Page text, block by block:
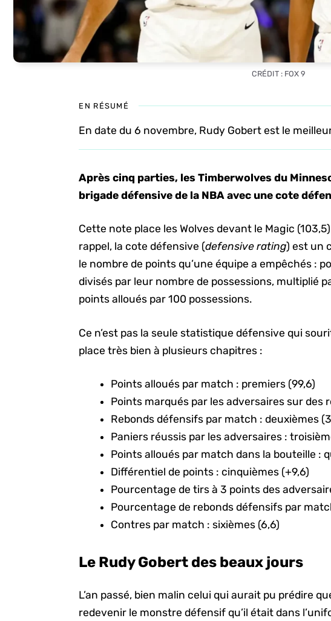
CRÉDIT : FOX 9
EN RÉSUMÉ
En date du 6 novembre, Rudy Gobert est le
Après cinq parties, les Timberwolves du
brigade défensive de la NBA avec une cote
Cette note place les Wolves devant le Magic
rappel, la cote défensive (defensive rating) est un
le nombre de points qu’une équipe a empêchés :
divisés par leur nombre de possessions, multiplié
points alloués par 100 possessions.
Ce n’est pas la seule statistique défensive qui
place très bien à plusieurs chapitres :
Points alloués par match : premiers (99,6)
Points marqués par les adversaires sur des
Rebonds défensifs par match : deuxièmes
Paniers réussis par les adversaires :
Points alloués par match dans la bouteille :
Différentiel de points : cinquièmes (+9,6)
Pourcentage de tirs à 3 points des
Pourcentage de rebonds défensifs par
Contres par match : sixièmes (6,6)
Le Rudy Gobert des beaux jours
L’an passé, bien malin celui qui aurait pu prédire
redevenir le monstre défensif qu’il était dans